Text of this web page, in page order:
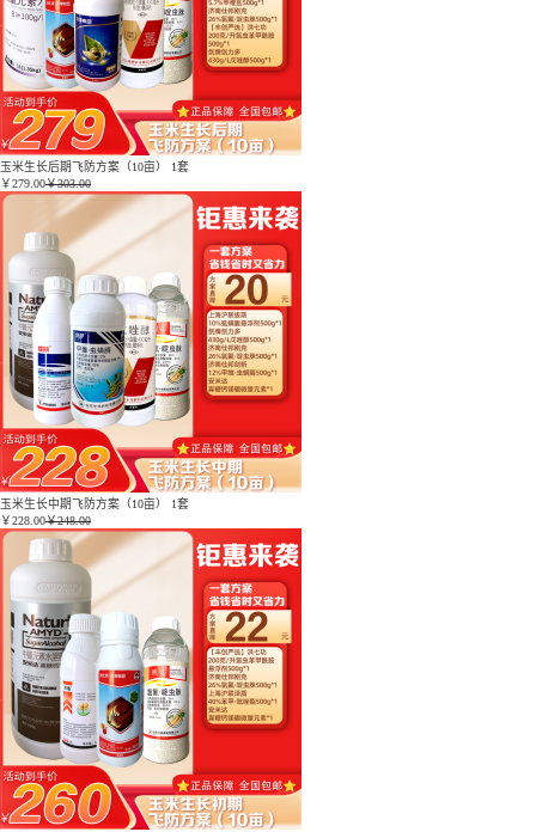
玉米生长后期飞防方案（10亩） 1套
￥279.00￥303.00
玉米生长中期飞防方案（10亩） 1套
￥228.00￥248.00